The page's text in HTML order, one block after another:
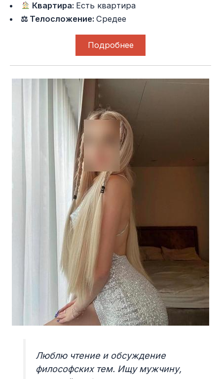
Квартира: Есть квартира
⚖ Телосложение:Средее
Подробнее
Люблю чтение и обсуждение
философских тем. Ищу мужчину,